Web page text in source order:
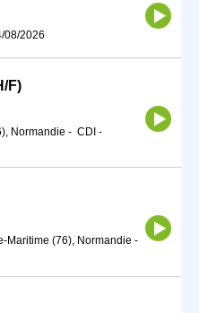
08/2026
F)
Normandie - CDI -
Maritime (76), Normandie -